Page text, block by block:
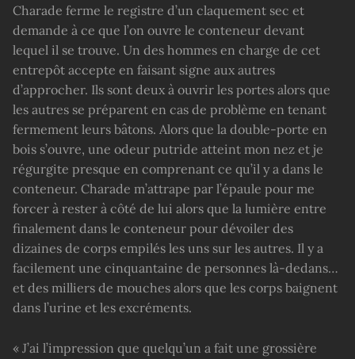
Charade ferme le registre d’un claquement sec et
demande à ce que l’on ouvre le conteneur devant
lequel il se trouve. Un des hommes en charge de cet
entrepôt accepte en faisant signe aux autres
d’approcher. Ils sont deux à ouvrir les portes alors que
les autres se préparent en cas de problème en tenant
fermement leurs bâtons. Alors que la double-porte en
bois s’ouvre, une odeur putride atteint mon nez et je
régurgite presque en comprenant ce qu’il y a dans le
conteneur. Charade m’attrape par l’épaule pour me
forcer à rester à côté de lui alors que la lumière entre
finalement dans le conteneur pour dévoiler des
dizaines de corps empilés les uns sur les autres. Il y a
facilement une cinquantaine de personnes là-dedans…
et des milliers de mouches alors que les corps baignent
dans l’urine et les excréments.
« J’ai l’impression que quelqu’un a fait une grossière